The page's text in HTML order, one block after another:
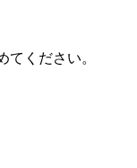
ください。